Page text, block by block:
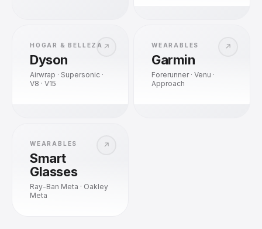
↗
HOGAR & BELLEZA
Dyson
Airwrap · Supersonic ·
V8 · V15
↗
WEARABLES
Garmin
Forerunner · Venu ·
Approach
↗
WEARABLES
Smart
Glasses
Ray-Ban Meta · Oakley
Meta